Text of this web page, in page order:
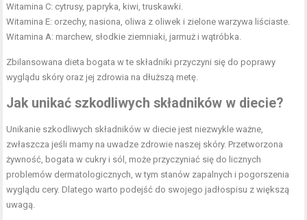
Witamina C: cytrusy, papryka, kiwi, truskawki.
Witamina E: orzechy, nasiona, oliwa z oliwek i zielone warzywa liściaste.
Witamina A: marchew, słodkie ziemniaki, jarmuż i wątróbka.
Zbilansowana dieta bogata w te składniki przyczyni się do poprawy
wyglądu skóry oraz jej zdrowia na dłuższą metę.
Jak unikać szkodliwych składników w diecie?
Unikanie szkodliwych składników w diecie jest niezwykle ważne,
zwłaszcza jeśli mamy na uwadze zdrowie naszej skóry. Przetworzona
żywność, bogata w cukry i sól, może przyczyniać się do licznych
problemów dermatologicznych, w tym stanów zapalnych i pogorszenia
wyglądu cery. Dlatego warto podejść do swojego jadłospisu z większą
uwagą.